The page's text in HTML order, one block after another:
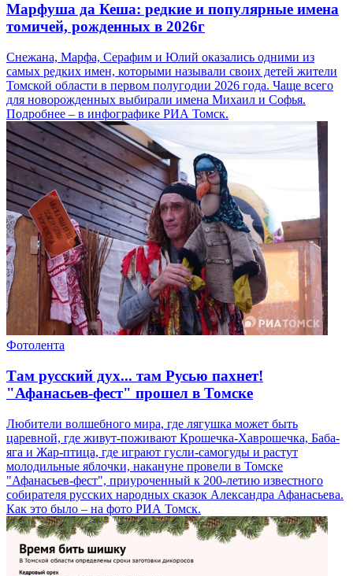
Марфуша да Кеша: редкие и популярные имена
томичей, рожденных в 2026г
Снежана, Марфа, Серафим и Юлий оказались одними из
самых редких имен, которыми называли своих детей жители
Томской области в первом полугодии 2026 года. Чаще всего
для новорожденных выбирали имена Михаил и Софья.
Подробнее – в инфографике РИА Томск.
Фотолента
Там русский дух... там Русью пахнет!
"Афанасьев-фест" прошел в Томске
Любители волшебного мира, где лягушка может быть
царевной, где живут-поживают Крошечка-Хаврошечка, Баба-
яга и Жар-птица, где играют гусли-самогуды и растут
молодильные яблочки, накануне провели в Томске
"Афанасьев-фест", приуроченный к 200-летию известного
собирателя русских народных сказок Александра Афанасьева.
Как это было – на фото РИА Томск.